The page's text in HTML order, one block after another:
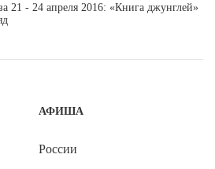
21 - 24 апреля 2016: «Книга джунглей»
АФИША
России